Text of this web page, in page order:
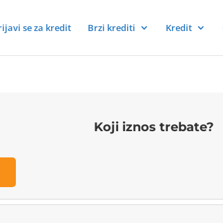
se za kredit Brzi krediti Kredit
Koji iznos trebate?